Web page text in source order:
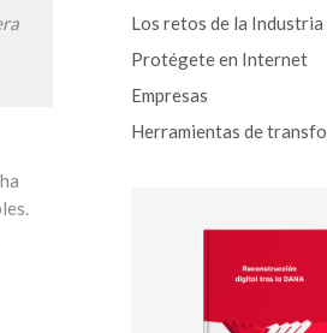
Los retos de la Industria
Protégete en Internet
Empresas
Herramientas de